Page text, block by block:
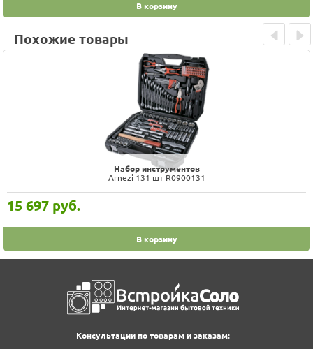
В корзину
Похожие товары
Набор стандартных и глубоких торцевых головок 1/4" и 3/8"DR 4-24
мм
Jonnesway S04H3157S
13 286 руб.
В корзину
Prev Next
Консультации по товарам и заказам: